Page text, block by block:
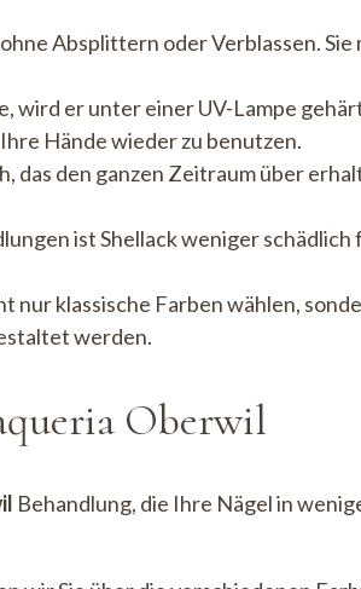
Absplittern oder Verblassen.
wird er unter einer UV-Lampe
Hände wieder zu benutzen.
das den ganzen Zeitraum über
ist Shellack weniger
nur klassische Farben wählen,
werden.
Oberwil
Behandlung, die Ihre Nägel in